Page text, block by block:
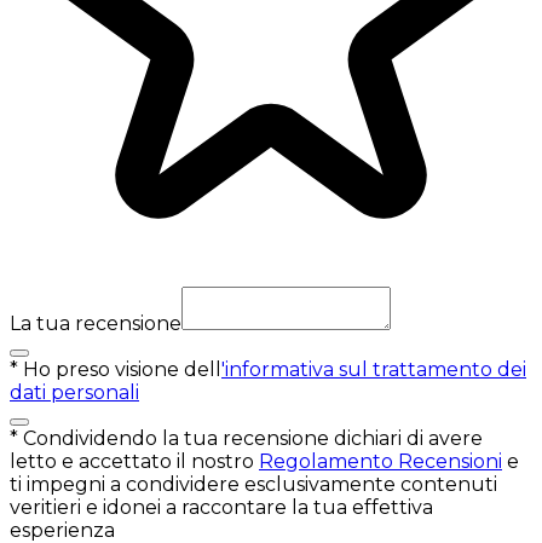
La tua recensione
* Ho preso visione dell 'informativa sul trattamento dei
dati personali
* Condividendo la tua recensione dichiari di avere
letto e accettato il nostro Regolamento Recensioni e
ti impegni a condividere esclusivamente contenuti
veritieri e idonei a raccontare la tua effettiva
esperienza